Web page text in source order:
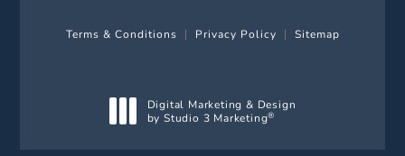
Terms & Conditions Privacy Policy Sitemap
Digital Marketing & Design
by Studio 3 Marketing®